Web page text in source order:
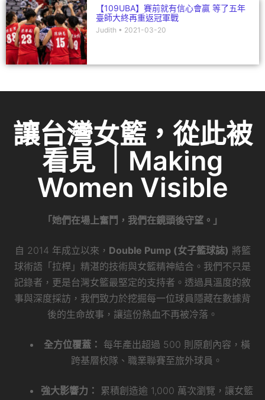
【109UBA】賽前就有信心會贏 等了五年
臺師大終再重返冠軍戰
Judith 2021-03-20
讓台灣女籃，從此被
看見 ｜Making
Women Visible
「她們在場上奮鬥，我們在鏡頭後守望。」
自 2014 年成立以來， Double Pump (女子籃球誌) 將籃
球術語「拉桿」精湛的技術與女籃精神結合。我們不只是
記錄者，更是台灣女籃最堅定的支持者。透過具溫度的敘
事與深度採訪，我們致力於挖掘每一位球員隱藏在數據背
後的生命故事，讓這份熱血不再被冷落。
全方位覆蓋： 每年產出超過 500 則原創內容，橫
跨基層校隊、職業聯賽至旅外球員。
強大影響力：
累積創造逾 1,000 萬次瀏覽，讓女籃